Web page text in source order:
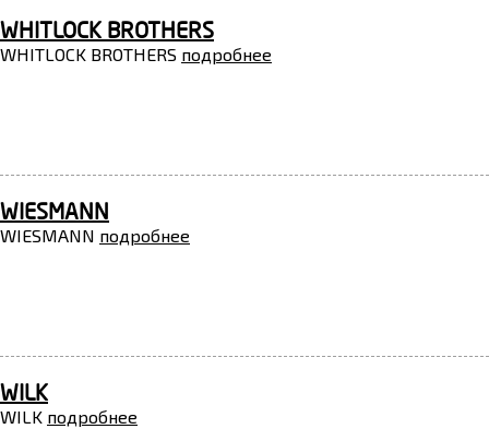
WHITLOCK BROTHERS
WHITLOCK BROTHERS подробнее
WIESMANN
WIESMANN подробнее
WILK
WILK подробнее